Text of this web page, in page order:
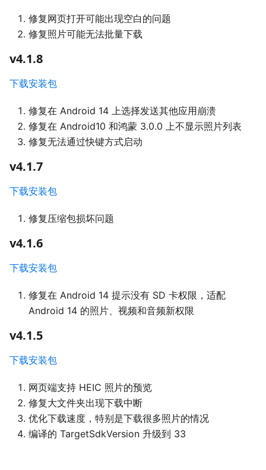
修复网页打开可能出现空白的问题
修复照片可能无法批量下载
v4.1.8
下载安装包
修复在 Android 14 上选择发送其他应用崩溃
修复在 Android10 和鸿蒙 3.0.0 上不显示照片列表
修复无法通过快键方式启动
v4.1.7
下载安装包
修复压缩包损坏问题
v4.1.6
下载安装包
修复在 Android 14 提示没有 SD 卡权限，适配
Android 14 的照片、视频和音频新权限
v4.1.5
下载安装包
网页端支持 HEIC 照片的预览
修复大文件夹出现下载中断
优化下载速度，特别是下载很多照片的情况
编译的 TargetSdkVersion 升级到 33